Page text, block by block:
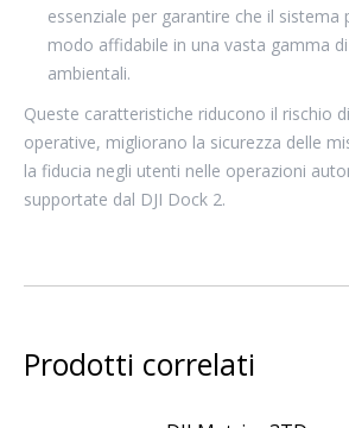
essenziale per garantire che il sistema
modo affidabile in una vasta gamma
ambientali.
Queste caratteristiche riducono il rischio
operative, migliorano la sicurezza delle
la fiducia negli utenti nelle operazioni
supportate dal DJI Dock 2.
Prodotti correlati